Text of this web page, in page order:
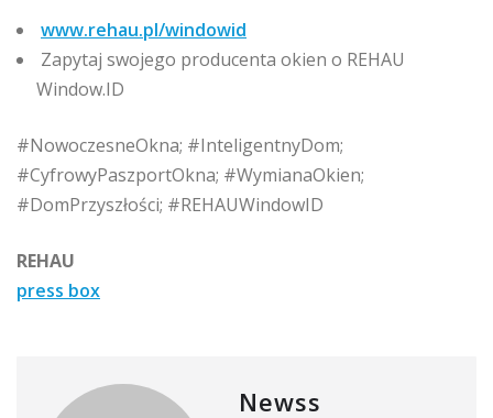
www.rehau.pl/windowid
Zapytaj swojego producenta okien o REHAU
Window.ID
#NowoczesneOkna; #InteligentnyDom;
#CyfrowyPaszportOkna; #WymianaOkien;
#DomPrzyszłości; #REHAUWindowID
REHAU
press box
Newss